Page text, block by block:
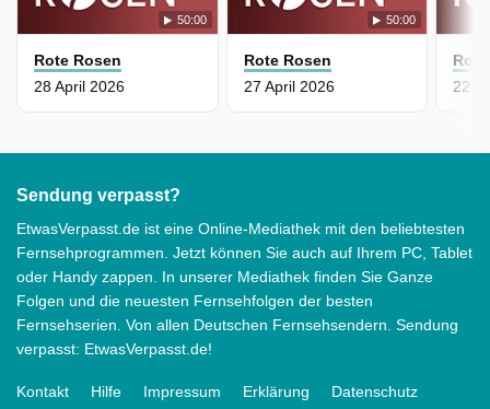
50:00
Rote Rosen
28 April 2026
50:00
Rote Rosen
27 April 2026
22
Sendung verpasst?
EtwasVerpasst.de ist eine Online-Mediathek mit den beliebtesten
Fernsehprogrammen. Jetzt können Sie auch auf Ihrem PC, Tablet
oder Handy zappen. In unserer Mediathek finden Sie Ganze
Folgen und die neuesten Fernsehfolgen der besten
Fernsehserien. Von allen Deutschen Fernsehsendern. Sendung
verpasst: EtwasVerpasst.de!
Kontakt Hilfe Impressum Erklärung
Datenschutz